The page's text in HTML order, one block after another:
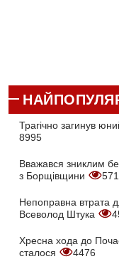
Трагічно загинув
8995
Вважався зниклим
з Борщівщини
Непоправна втрата
Всеволод Штука
Хресна хода до
сталося
4476